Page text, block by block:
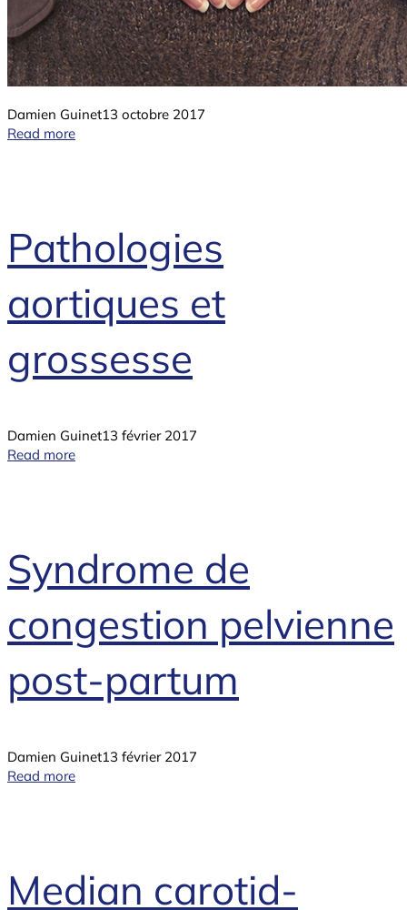
Damien Guinet13 octobre 2017
Read more
Pathologies
aortiques et
grossesse
Damien Guinet13 février 2017
Read more
Syndrome de
congestion pelvienne
post-partum
Damien Guinet13 février 2017
Read more
Median carotid-